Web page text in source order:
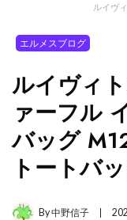
ルイヴ
エルメスブログ
ルイヴィ
ァーフル
バッグ
トートバ
By中野信子